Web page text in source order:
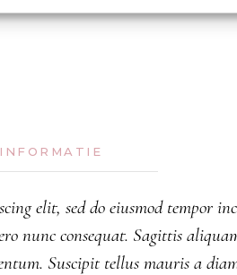
elit, sed do eiusmod tempor
nunc consequat. Sagittis
Suscipit tellus mauris a